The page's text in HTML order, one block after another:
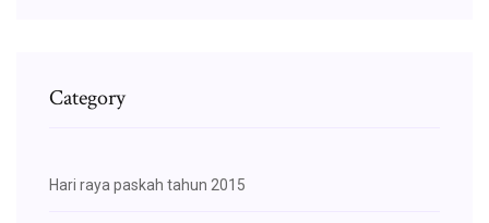
Category
Hari raya paskah tahun 2015